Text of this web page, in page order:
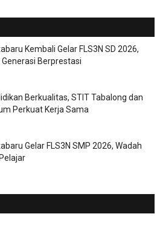
Kembali Gelar FLS3N SD 2026,
Berprestasi
Berkualitas, STIT Tabalong dan
Perkuat Kerja Sama
Gelar FLS3N SMP 2026, Wadah